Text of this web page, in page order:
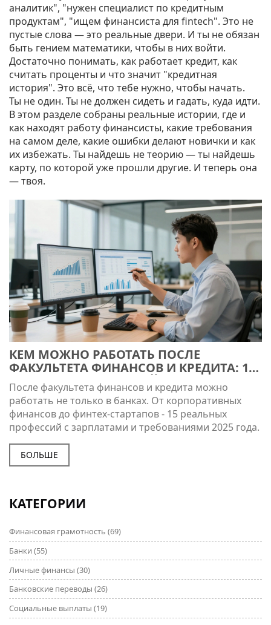
аналитик", "нужен специалист по кредитным
продуктам", "ищем финансиста для fintech". Это не
пустые слова — это реальные двери. И ты не обязан
быть гением математики, чтобы в них войти.
Достаточно понимать, как работает кредит, как
считать проценты и что значит "кредитная
история". Это всё, что тебе нужно, чтобы начать.
Ты не один. Ты не должен сидеть и гадать, куда идти.
В этом разделе собраны реальные истории, где и
как находят работу финансисты, какие требования
на самом деле, какие ошибки делают новички и как
их избежать. Ты найдешь не теорию — ты найдешь
карту, по которой уже прошли другие. И теперь она
— твоя.
КЕМ МОЖНО РАБОТАТЬ ПОСЛЕ
ФАКУЛЬТЕТА ФИНАНСОВ И КРЕДИТА: 15
РЕАЛЬНЫХ ПРОФЕССИЙ
После факультета финансов и кредита можно
работать не только в банках. От корпоративных
финансов до финтех-стартапов - 15 реальных
профессий с зарплатами и требованиями 2025 года.
БОЛЬШЕ
КАТЕГОРИИ
Финансовая грамотность (69)
Банки (55)
Личные финансы (30)
Банковские переводы (26)
Социальные выплаты (19)